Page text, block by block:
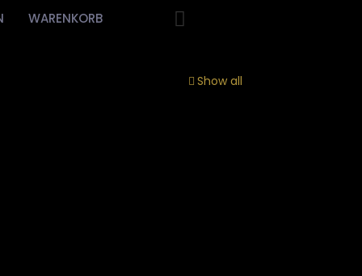
WARENKORB
Show all